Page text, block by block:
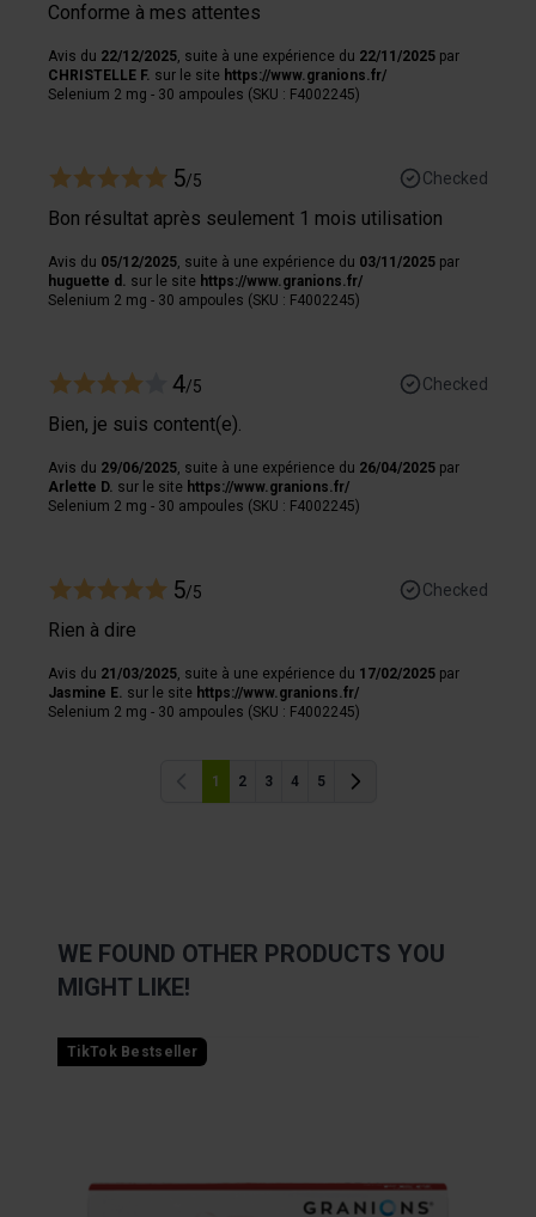
votre consentement à tout moment à partir de la
déclaration sur les cookies.
Les cookies nous permettent de personnaliser le contenu
relatives aux médias sociaux et de nous permettre une
informations sur votre utilisation de notre site avec nos
partenaires de médias sociaux, de publicité et analyse,
qui peuvent combiner celles-ci avec des informations
autres que vous leur avez fournies par ailleurs ou
Conforme à mes attentes
Avis du 22/12/2025 , suite à une expérience du 22/11/2025 par
CHRISTELLE F. sur le site https://www.granions.fr/
Selenium 2 mg - 30 ampoules (SKU : F4002245)
5/5 Checked
Bon résultat après seulement 1 mois utilisation
Avis du 05/12/2025 , suite à une expérience du 03/11/2025 par
huguette d.
sur le site https://www.granions.fr/
Selenium 2 mg - 30 ampoules (SKU : F4002245)
4/5 Checked
Bien, je suis content(e).
Avis du 29/06/2025 , suite à une expérience du 26/04/2025 par
Arlette D. sur le site https://www.granions.fr/
Selenium 2 mg - 30 ampoules (SKU : F4002245)
5/5 Checked
Rien à dire
Avis du 21/03/2025 , suite à une expérience du 17/02/2025 par
Jasmine E. sur le site https://www.granions.fr/
Selenium 2 mg - 30 ampoules (SKU : F4002245)
Previous
1 2 3 4 5
Previous
WE FOUND OTHER PRODUCTS YOU
MIGHT LIKE!
Navigating through the elements of the carousel is
Press to skip carousel
Press to go to carousel navigation
TikTok Bestseller